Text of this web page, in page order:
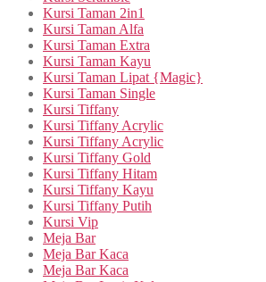
Kursi Taman 2in1
Kursi Taman Alfa
Kursi Taman Extra
Kursi Taman Kayu
Kursi Taman Lipat {Magic}
Kursi Taman Single
Kursi Tiffany
Kursi Tiffany Acrylic
Kursi Tiffany Acrylic
Kursi Tiffany Gold
Kursi Tiffany Hitam
Kursi Tiffany Kayu
Kursi Tiffany Putih
Kursi Vip
Meja Bar
Meja Bar Kaca
Meja Bar Kaca